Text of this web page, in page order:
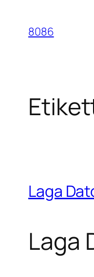
innehåll
8086
Laga
Laga